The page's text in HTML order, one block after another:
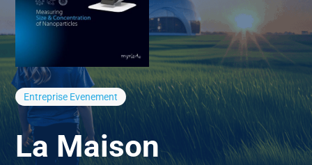
Entreprise Evenement
La Maison